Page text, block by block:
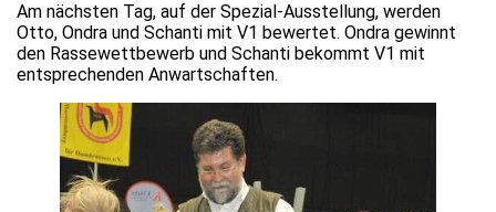
Am nächsten Tag, auf der Spezial-Ausstellung, werden
Otto, Ondra und Schanti mit V1 bewertet. Ondra gewinnt
den Rassewettbewerb und Schanti bekommt V1 mit
entsprechenden Anwartschaften.